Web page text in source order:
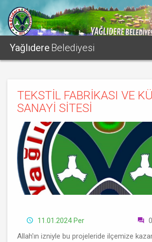
Yağlıdere Belediyesi
TEKSTİL FABRİKASI VE
SANAYİ SİTESİ
11.01.2024 Per
Allah'ın izniyle bu projeleride ilçemize